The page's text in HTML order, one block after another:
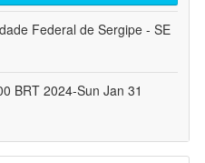
Federal de Sergipe - SE
BRT 2024-Sun Jan 31